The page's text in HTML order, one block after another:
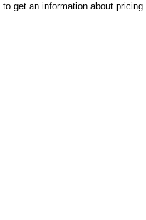
to get an information about pricing.